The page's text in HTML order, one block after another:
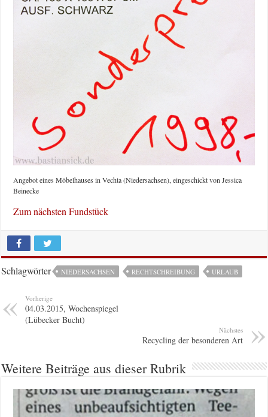
Angebot eines Möbelhauses in Vechta (Niedersachsen), eingeschickt von Jessica
Beinecke
Zum nächsten Fundstück
Schlagwörter NIEDERSACHSEN RECHTSCHREIBUNG URLAUB
Vorherige
04.03.2015, Wochenspiegel
(Lübecker Bucht)
Nächstes
Recycling der besonderen Art
Weitere Beiträge aus dieser Rubrik